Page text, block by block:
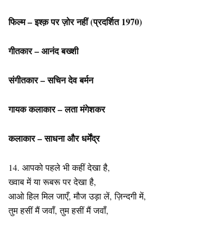
फिल्म – इश्क़ पर ज़ोर नहीं(प्रदर्शित 1970)
गीतकार – आनंद बख्शी
संगीतकार – सचिन देव बर्मन
गायक कलाकार – लता मंगेशकर
कलाकार – साधना और धर्मेंद्र
14. आपको पहले भी कहीं देखा है,
ख्वाब में या रूबरू पर देखा है,
आओ हिल मिल जाएँ, मौज उड़ा लें, ज़िन्दगी में,
तुम हसीं मैं जवाँ, तुम हसीं मैं जवाँ,